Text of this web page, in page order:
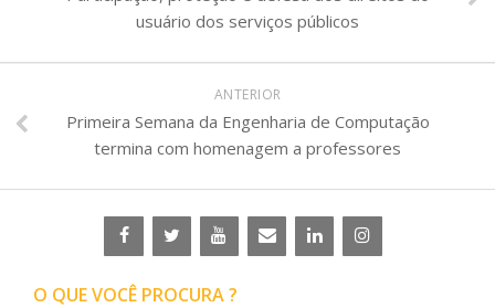
usuário dos serviços públicos
ANTERIOR
Primeira Semana da Engenharia de Computação
termina com homenagem a professores
O QUE VOCÊ PROCURA ?